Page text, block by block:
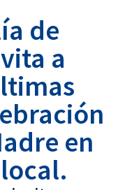
de
a
en